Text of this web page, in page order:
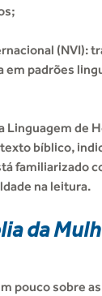
(NVI):
em padrões
Linguagem de
bíblico,
familiarizado
na leitura.
da
pouco sobre